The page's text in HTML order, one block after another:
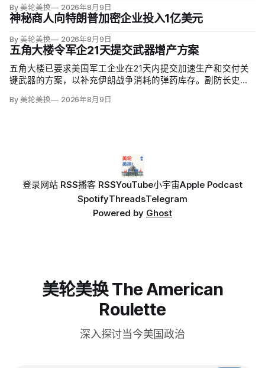
By 美轮美换 2026年8月9日
神秘商人向特朗普加密企业投入1亿美元
By 美轮美换 2026年8月9日
五角大楼令军企21天提交武器增产方案
五角大楼已要求美国军工企业在21天内提交加速生产和交付关
键武器的方案，以补充伊朗战争消耗的弹药库存。副防长史蒂
可接受，必须立即扩大产能；
By 美轮美换 2026年8月9日
登录网站 RSS播客 RSSYouTube小宇宙Apple Podcast
SpotifyThreadsTelegram
Powered by Ghost
美轮美换 The American
Roulette
深入探讨当今美国政治